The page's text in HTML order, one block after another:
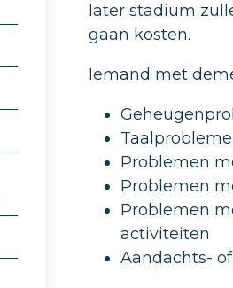
later stadium
gaan kosten.
Iemand met
Problemen
Problemen
Problemen
activiteiten
Aandachts-